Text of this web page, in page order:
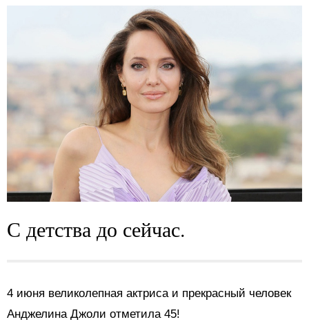
С детства до сейчас.
4 июня великолепная актриса и прекрасный человек
Анджелина Джоли отметила 45!